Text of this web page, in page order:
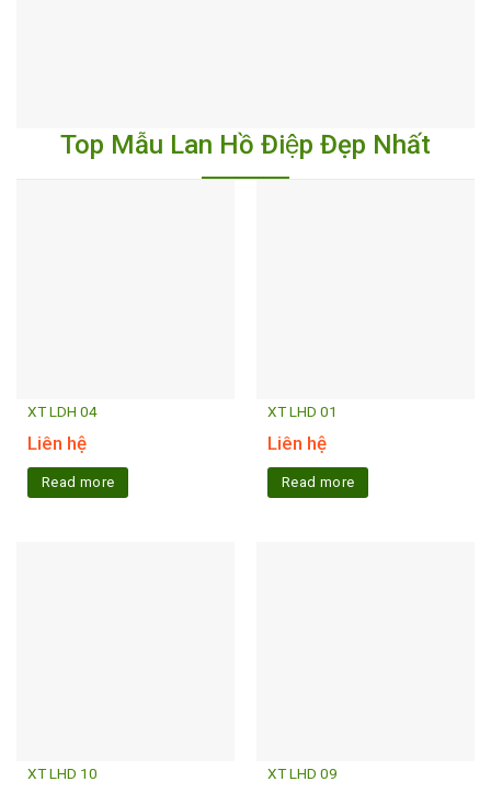
Top Mẫu Lan Hồ Điệp Đẹp Nhất
XT LDH 04
Liên hệ
Read more
XT LHD 01
Liên hệ
Read more
XT LHD 10 XT LHD 09